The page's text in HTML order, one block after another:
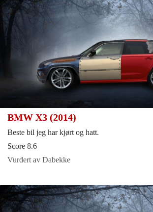
BMW X3 (2014)
Beste bil jeg har kjørt og hatt.
Score 8.6
Vurdert av Dabekke